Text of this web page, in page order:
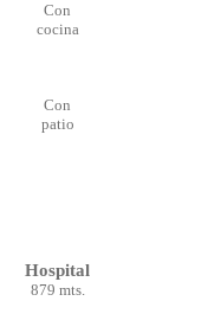
Con
cocina
Con
patio
Hospital
879 mts.